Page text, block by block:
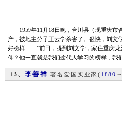
1959年11月18日晚，合川县（现重庆市
产，被地主分子王云学杀害了。很快，刘文
好榜样……”前日，提到刘文学，家住重庆龙
仰？他一直就是我们这代人学习的榜样，
15、 李善祥 著名爱国实业家 ( 1880 ～